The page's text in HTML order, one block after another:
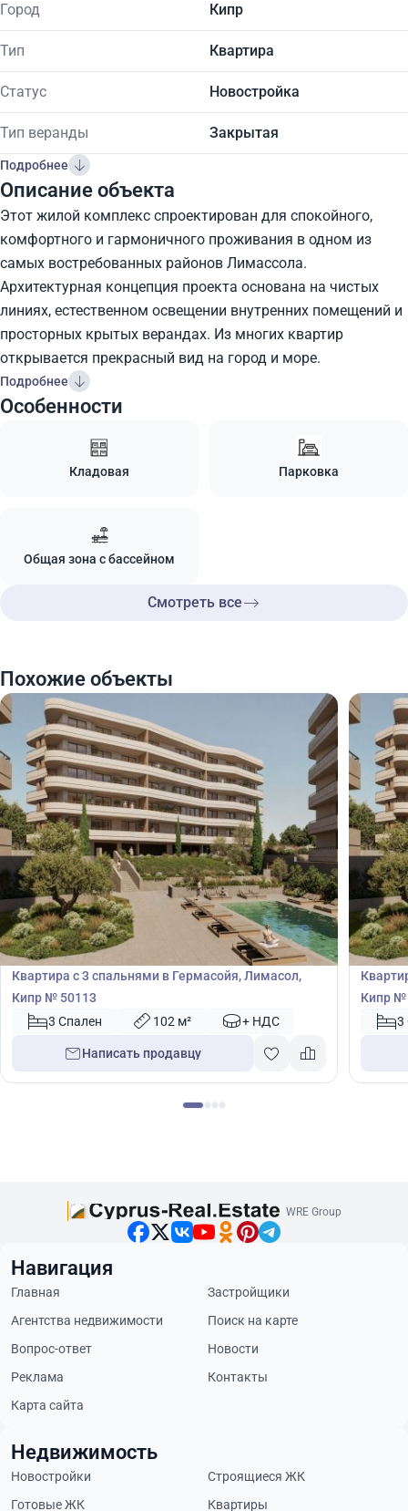
Город Кипр
Тип Квартира
Статус Новостройка
Тип веранды Закрытая
Подробнее
Описание объекта
Этот жилой комплекс спроектирован для спокойного,
комфортного и гармоничного проживания в одном из
самых востребованных районов Лимассола.
Архитектурная концепция проекта основана на чистых
линиях, естественном освещении внутренних помещений и
просторных крытых верандах. Из многих квартир
открывается прекрасный вид на город и море.
Подробнее
Особенности
Кладовая Парковка
Общая зона с бассейном
Смотреть все
Похожие объекты
€607 000
Квартира
Квартира с 3 спальнями в Гермасойя, Лимасол,
Кипр № 50113
3 Спален
102 м² + НДС
Написать продавцу
€602
Кипр №
3
WRE Group
Навигация
Главная
Застройщики
Агентства недвижимости
Поиск на карте
Вопрос-ответ
Новости
Реклама
Контакты
Карта сайта
Недвижимость
Новостройки
Строящиеся ЖК
Готовые ЖК
Квартиры